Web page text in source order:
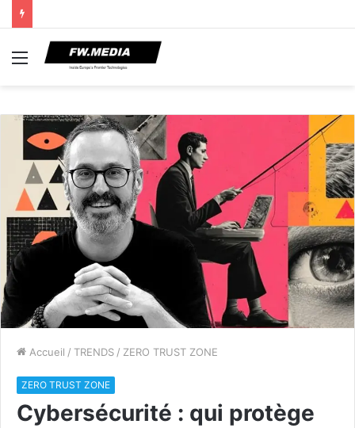
Menu
Accueil / TRENDS / ZERO TRUST ZONE
ZERO TRUST ZONE
Cybersécurité : qui protège